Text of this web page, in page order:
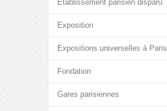
Etablissement parisien disparu
Exposition
Expositions universelles à Paris
Fondation
Gares parisiennes